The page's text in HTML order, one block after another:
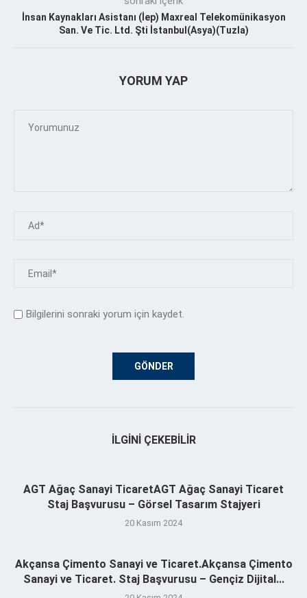
İnsan Kaynakları Asistanı (İep) Maxreal Telekomünikasyon
San. Ve Tic. Ltd. Şti İstanbul(Asya)(Tuzla)
YORUM YAP
Bilgilerini sonraki yorum için kaydet.
İLGINI ÇEKEBILIR
AGT Ağaç Sanayi TicaretAGT Ağaç Sanayi Ticaret
Staj Başvurusu – Görsel Tasarım Stajyeri
20 Kasım 2024
Akçansa Çimento Sanayi ve Ticaret.Akçansa Çimento
Sanayi ve Ticaret. Staj Başvurusu – Gençiz Dijital...